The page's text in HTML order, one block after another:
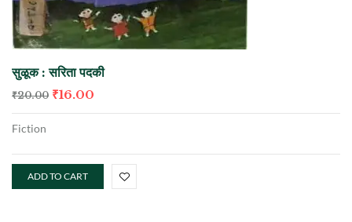
सुळूक : सरिता पदकी
₹20.00 ₹16.00
Fiction
ADD TO CART